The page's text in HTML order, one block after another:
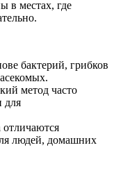
в местах, где
бактерий, грибков
метод часто
для
отличаются
людей, домашних